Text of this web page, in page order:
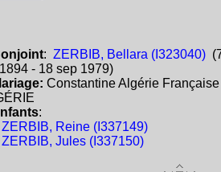
: ZERBIB, Bellara (I323040)
- 18 sep 1979)
Constantine Algérie Française
:
ZERBIB, Reine (I337149)
ZERBIB, Jules (I337150)